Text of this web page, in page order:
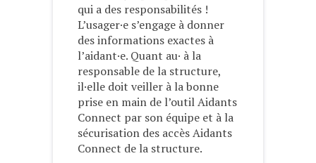
qui a des responsabilités !
L’usager·e s’engage à donner
des informations exactes à
l’aidant·e. Quant au· à la
responsable de la structure,
il·elle doit veiller à la bonne
prise en main de l’outil Aidants
Connect par son équipe et à la
sécurisation des accès Aidants
Connect de la structure.